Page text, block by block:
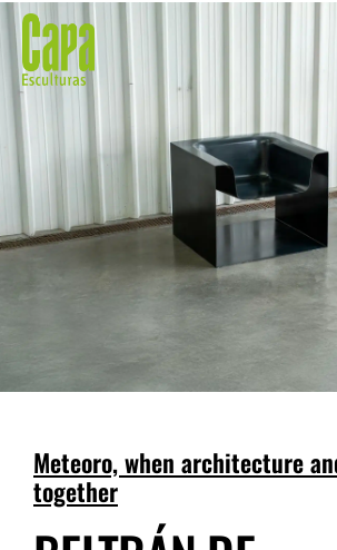
Meteoro, when architecture
together